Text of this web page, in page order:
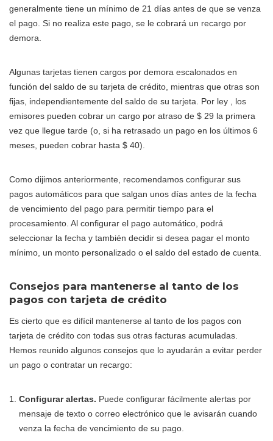
generalmente tiene un mínimo de 21 días antes de que se venza
el pago. Si no realiza este pago, se le cobrará un recargo por
demora.
Algunas tarjetas tienen cargos por demora escalonados en
función del saldo de su tarjeta de crédito, mientras que otras son
fijas, independientemente del saldo de su tarjeta. Por ley , los
emisores pueden cobrar un cargo por atraso de $ 29 la primera
vez que llegue tarde (o, si ha retrasado un pago en los últimos 6
meses, pueden cobrar hasta $ 40).
Como dijimos anteriormente, recomendamos configurar sus
pagos automáticos para que salgan unos días antes de la fecha
de vencimiento del pago para permitir tiempo para el
procesamiento. Al configurar el pago automático, podrá
seleccionar la fecha y también decidir si desea pagar el monto
mínimo, un monto personalizado o el saldo del estado de cuenta.
Consejos para mantenerse al tanto de los
pagos con tarjeta de crédito
Es cierto que es difícil mantenerse al tanto de los pagos con
tarjeta de crédito con todas sus otras facturas acumuladas.
Hemos reunido algunos consejos que lo ayudarán a evitar perder
un pago o contratar un recargo:
Configurar alertas. Puede configurar fácilmente alertas por
mensaje de texto o correo electrónico que le avisarán cuando
venza la fecha de vencimiento de su pago.